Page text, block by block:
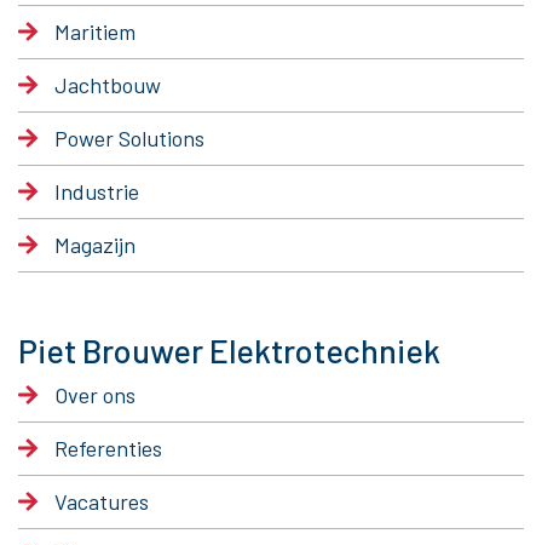
Maritiem
Jachtbouw
Power Solutions
Industrie
Magazijn
Piet Brouwer Elektrotechniek
Over ons
Referenties
Vacatures